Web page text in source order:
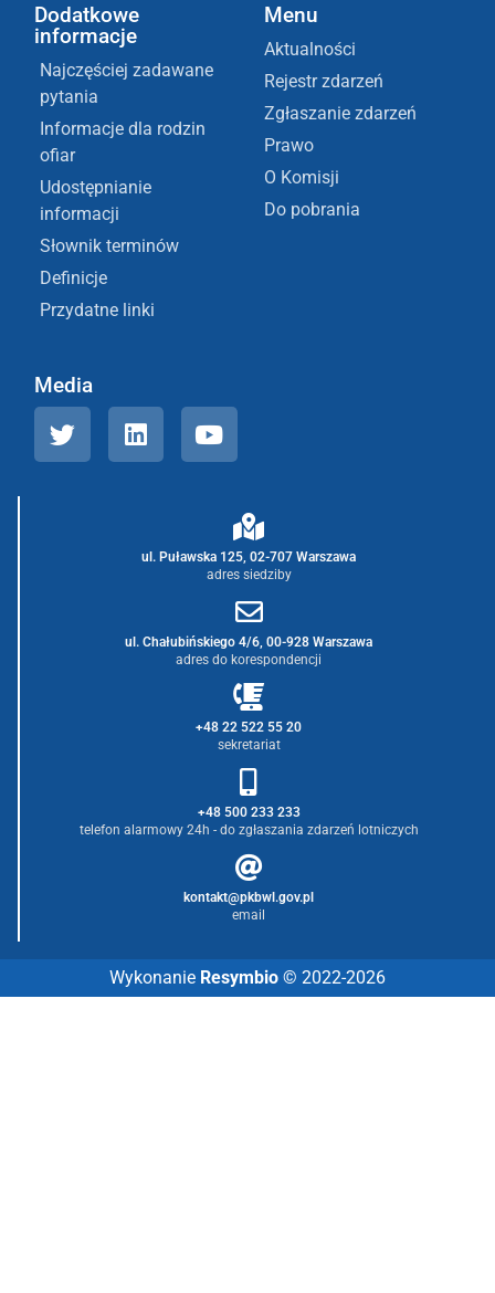
Dodatkowe
informacje
Najczęściej zadawane
pytania
Informacje dla rodzin
ofiar
Udostępnianie
informacji
Słownik terminów
Definicje
Przydatne linki
Menu
Aktualności
Rejestr zdarzeń
Zgłaszanie zdarzeń
Prawo
O Komisji
Do pobrania
Media
ul. Puławska 125, 02-707 Warszawa
adres siedziby
ul. Chałubińskiego 4/6, 00-928 Warszawa
adres do korespondencji
+48 22 522 55 20
sekretariat
+48 500 233 233
telefon alarmowy 24h - do zgłaszania zdarzeń lotniczych
kontakt@pkbwl.gov.pl
email
Wykonanie Resymbio © 2022-2026